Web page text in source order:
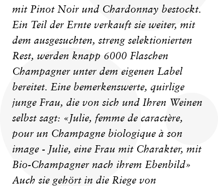
mit Pinot Noir und Chardonnay bestockt.
Ein Teil der Ernte verkauft sie weiter, mit
dem ausgesuchten, streng selektionierten
Rest, werden knapp 6000 Flaschen
Champagner unter dem eigenen Label
bereitet. Eine bemerkenswerte, quirlige
junge Frau, die von sich und Ihren Weinen
selbst sagt: «Julie, femme de caractère,
pour un Champagne biologique à son
image - Julie, eine Frau mit Charakter, mit
Bio-Champagner nach ihrem Ebenbild»
Auch sie gehört in die Riege von